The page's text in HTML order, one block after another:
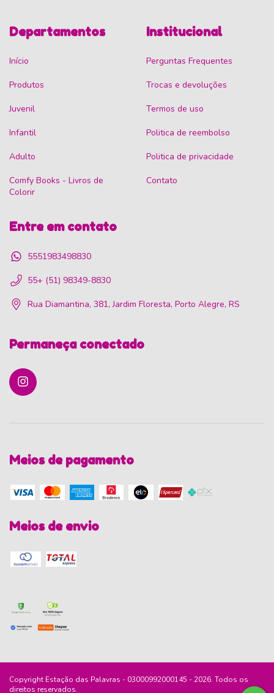
Departamentos
Início
Produtos
Juvenil
Infantil
Adulto
Comfy Books - Livros de
Colorir
Institucional
Perguntas Frequentes
Trocas e devoluções
Termos de uso
Politica de reembolso
Politica de privacidade
Contato
Entre em contato
5551983498830
55+ (51) 98349-8830
Rua Diamantina, 381, Jardim Floresta, Porto Alegre, RS
Permaneça conectado
Meios de pagamento
Meios de envio
Copyright Estação das Palavras - 03000992000145 - 2026. Todos os
direitos reservados.